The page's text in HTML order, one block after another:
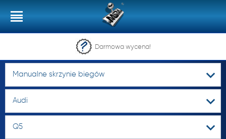
Darmowa wycena!
Manualne skrzynie biegów
Audi
Q5